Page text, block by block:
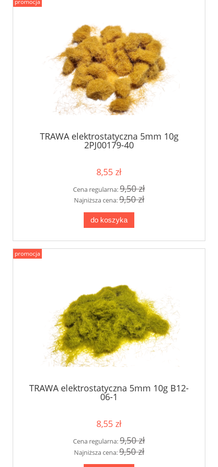
TRAWA elektrostatyczna 5mm 10g
2PJ00179-40
8,55 zł
Cena regularna:9,50 zł
Najniższa cena:9,50 zł
do koszyka
promocja
TRAWA elektrostatyczna 5mm 10g B12-
06-1
8,55 zł
Cena regularna:9,50 zł
Najniższa cena:9,50 zł
promocja